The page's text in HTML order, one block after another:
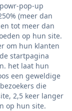
pop-up
(meer dan
tot meer dan
op hun site.
om hun klanten
startpagina
het laat hun
een geweldige
die
2,5 keer langer
op hun site.